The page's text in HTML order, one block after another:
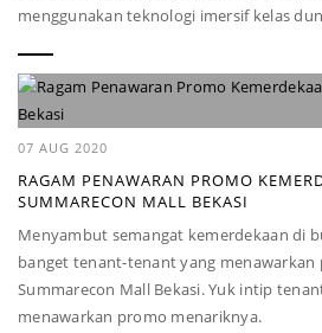
menggunakan teknologi imersif kelas
07 AUG 2020
RAGAM PENAWARAN PROMO
SUMMARECON MALL BEKASI
Menyambut semangat kemerdekaan di
banget tenant-tenant yang menawarkan
Summarecon Mall Bekasi. Yuk intip
menawarkan promo menariknya.